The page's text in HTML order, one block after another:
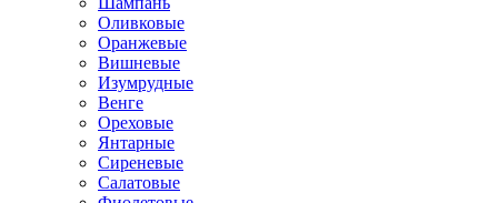
Оливковые
Оранжевые
Вишневые
Изумрудные
Венге
Ореховые
Янтарные
Сиреневые
Салатовые